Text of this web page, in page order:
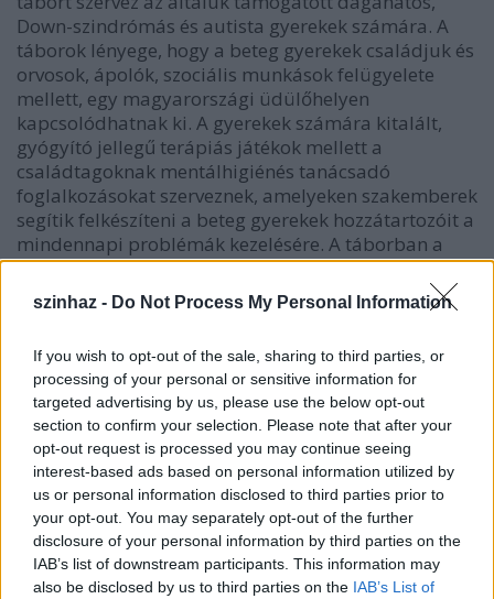
szinhaz - Do Not Process My Personal Information
If you wish to opt-out of the sale, sharing to third parties, or
processing of your personal or sensitive information for
targeted advertising by us, please use the below opt-out
section to confirm your selection. Please note that after your
opt-out request is processed you may continue seeing
interest-based ads based on personal information utilized by
us or personal information disclosed to third parties prior to
your opt-out. You may separately opt-out of the further
disclosure of your personal information by third parties on the
IAB’s list of downstream participants. This information may
also be disclosed by us to third parties on the IAB’s List of
Down-szindrómás és autista gyerekek számára. A
táborok lényege, hogy a beteg gyerekek családjuk és
orvosok, ápolók, szociális munkások felügyelete
mellett, egy magyarországi üdülőhelyen
kapcsolódhatnak ki. A gyerekek számára kitalált,
gyógyító jellegű terápiás játékok mellett a
családtagoknak mentálhigiénés tanácsadó
foglalkozásokat szerveznek, amelyeken szakemberek
segítik felkészíteni a beteg gyerekek hozzátartozóit a
mindennapi problémák kezelésére. A táborban a
gyerekek nem egyszerűen csak jól érzik magukat,
hanem a komplex foglalkozások hatására az
életminőségük is javulhat.
A társulat a jótékonysági előadás megszervezése
mellett a nyári gyerektábor lebonyolításában is részt
vállal, így a tervek szerint a bábtagozat egyik
előadást a helyszínen fogja majd bemutatni a tábor
résztvevőinek.